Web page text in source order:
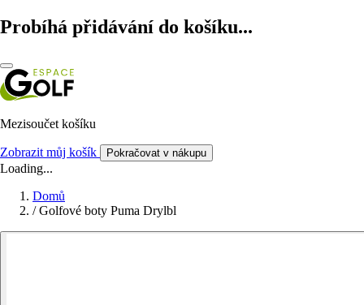
Probíhá přidávání do košíku...
Mezisoučet košíku
Zobrazit můj košík Pokračovat v nákupu
Loading...
Domů
/ Golfové boty Puma Drylbl